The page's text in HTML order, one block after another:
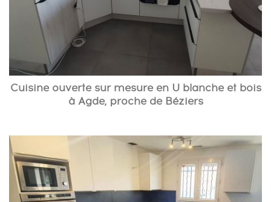
Cuisine ouverte sur mesure en U blanche et bois
à Agde, proche de Béziers